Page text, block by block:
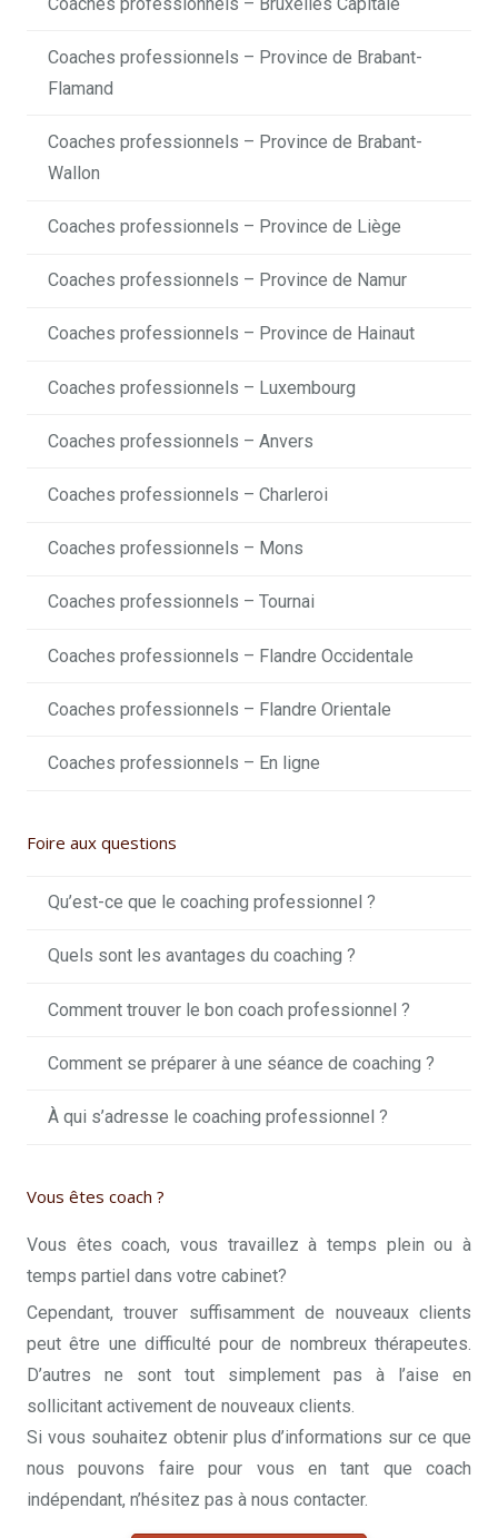
Coaches professionnels – Province de Brabant-
Flamand
Coaches professionnels – Province de Brabant-
Wallon
Coaches professionnels – Province de Liège
Coaches professionnels – Province de Namur
Coaches professionnels – Province de Hainaut
Coaches professionnels – Luxembourg
Coaches professionnels – Anvers
Coaches professionnels – Charleroi
Coaches professionnels – Mons
Coaches professionnels – Tournai
Coaches professionnels – Flandre Occidentale
Coaches professionnels – Flandre Orientale
Coaches professionnels – En ligne
Foire aux questions
Qu’est-ce que le coaching professionnel ?
Quels sont les avantages du coaching ?
Comment trouver le bon coach professionnel ?
Comment se préparer à une séance de coaching ?
À qui s’adresse le coaching professionnel ?
Vous êtes coach ?
Vous êtes coach, vous travaillez à temps plein ou à
temps partiel dans votre cabinet?
Cependant, trouver suffisamment de nouveaux clients
peut être une difficulté pour de nombreux thérapeutes.
D’autres ne sont tout simplement pas à l’aise en
sollicitant activement de nouveaux clients.
Si vous souhaitez obtenir plus d’informations sur ce que
nous pouvons faire pour vous en tant que coach
indépendant, n’hésitez pas à nous contacter.